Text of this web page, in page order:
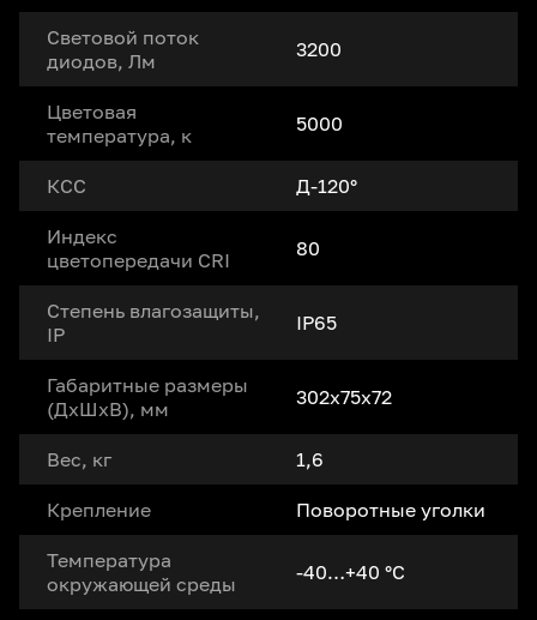
Световой поток
диодов, Лм
3200
Цветовая
температура, к
5000
КСС Д-120°
Индекс
цветопередачи CRI
80
Степень влагозащиты,
IP
IP65
Габаритные размеры
(ДxШxВ), мм
302x75x72
Вес, кг 1,6
Крепление Поворотные уголки
Температура
окружающей среды
-40…+40 °С